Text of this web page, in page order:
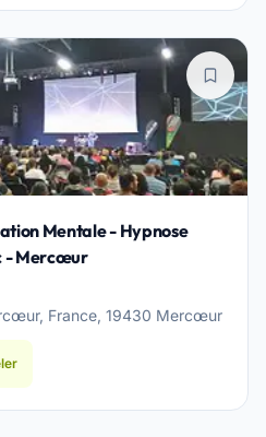
Mentale - Hypnose
- Mercœur
France, 19430 Mercœur